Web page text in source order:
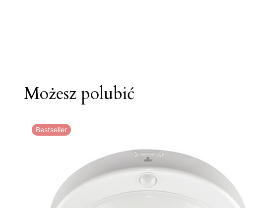
Możesz polubić
Bestseller